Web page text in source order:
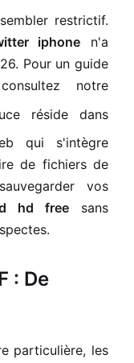
restrictif.
iphone n'a
Pour un guide
notre
réside dans
qui s'intègre
de fichiers de
vos
hd free sans
: De
particulière, les